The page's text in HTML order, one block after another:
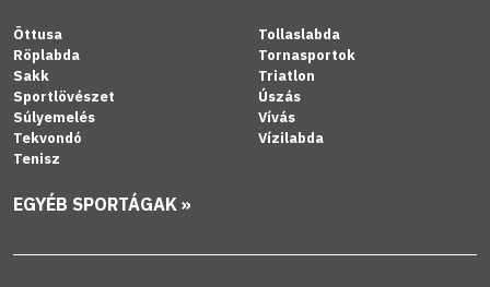
Öttusa
Röplabda
Sakk
Sportlövészet
Súlyemelés
Tekvondó
Tenisz
Tollaslabda
Tornasportok
Triatlon
Úszás
Vívás
Vízilabda
EGYÉB SPORTÁGAK »